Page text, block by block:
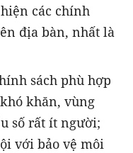
các chính
địa bàn, nhất là
sách phù hợp
khăn, vùng
số rất ít người;
với bảo vệ môi